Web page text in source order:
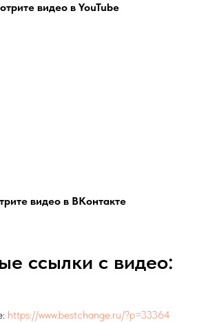
видео в YouTube
видео в ВКонтакте
ссылки с видео:
https://www.bestchange.ru/?p=33364